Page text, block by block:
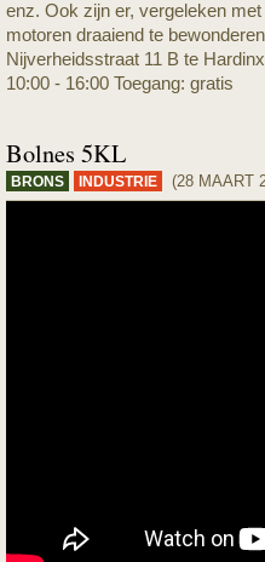
enz. Ook zijn er, vergeleken
motoren draaiend te
Nijverheidsstraat 11 B te
10:00 - 16:00 Toegang: gratis
Bolnes 5KL
BRONS INDUSTRIE (28 MAART